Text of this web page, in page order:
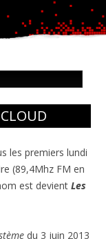
les premiers lundi
(89,4Mhz FM en
est devientLes
du 3 juin 2013